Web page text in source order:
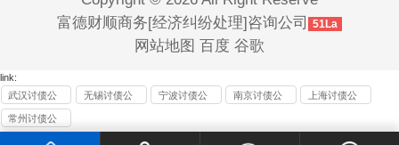
富德财顺商务[经济纠纷处理]咨询公司
51La
网站地图 百度 谷歌
link:
武汉讨债公
司
无锡讨债公
宁波讨债公
南京讨债公
上海讨债公
常州讨债公